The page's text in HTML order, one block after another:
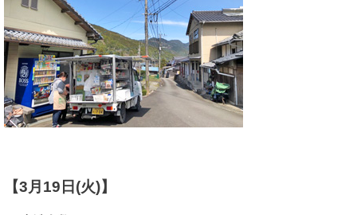
【3月19日(火)】